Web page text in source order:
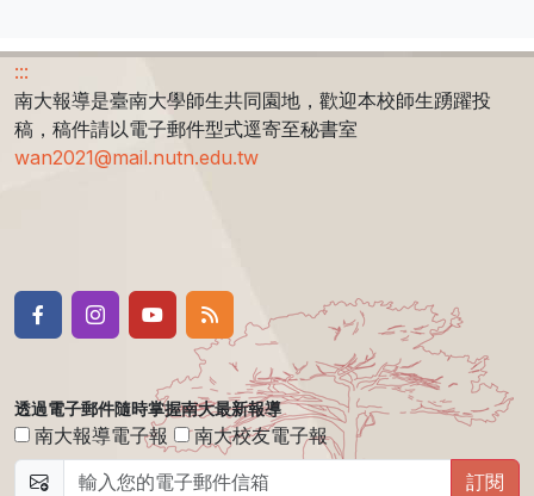
:::
南大報導是臺南大學師生共同園地，歡迎本校師生踴躍投
稿，稿件請以電子郵件型式逕寄至秘書室
wan2021@mail.nutn.edu.tw
透過電子郵件隨時掌握南大最新報導
南大報導電子報
南大校友電子報
訂閱